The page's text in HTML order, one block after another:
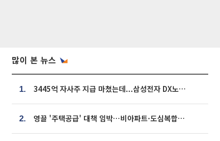
많이 본 뉴스
1. 3445억 자사주 지급 마쳤는데...삼성전자 DX노조, 뒤늦은 '떼쓰기 집회'
2. 영끌 '주택공급' 대책 임박⋯비아파트·도심복합까지 총동원